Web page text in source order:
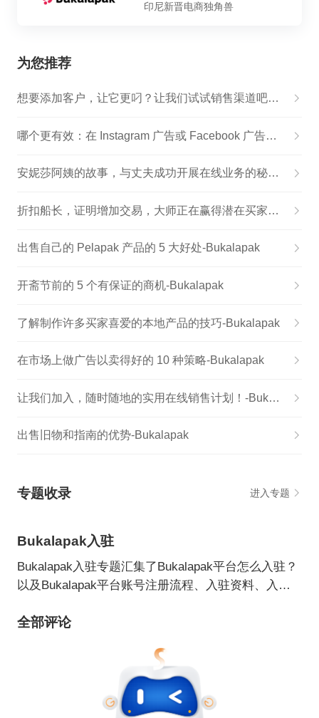
印尼新晋电商独角兽
为您推荐
想要添加客户，让它更叼？让我们试试销售渠道吧！-Bukalapak
哪个更有效：在 Instagram 广告或 Facebook 广告上投放广告？-Bukalapak
安妮莎阿姨的故事，与丈夫成功开展在线业务的秘诀-Bukalapak
折扣船长，证明增加交易，大师正在赢得潜在买家的心！-Bukalapak
出售自己的 Pelapak 产品的 5 大好处-Bukalapak
开斋节前的 5 个有保证的商机-Bukalapak
了解制作许多买家喜爱的本地产品的技巧-Bukalapak
在市场上做广告以卖得好的 10 种策略-Bukalapak
让我们加入，随时随地的实用在线销售计划！-Bukalapak
出售旧物和指南的优势-Bukalapak
专题收录 进入专题
Bukalapak入驻
Bukalapak入驻专题汇集了Bukalapak平台怎么入驻？
以及Bukalapak平台账号注册流程、入驻资料、入驻B
入驻信息，上Bukalapak入驻专题。​
全部评论